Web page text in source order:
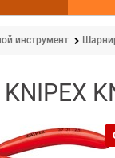
инструмент